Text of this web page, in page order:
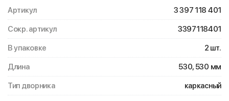
Артикул 3 397 118 401
Сокр. артикул 3397118401
В упаковке 2 шт.
Длина 530, 530 мм
Тип дворника каркасный